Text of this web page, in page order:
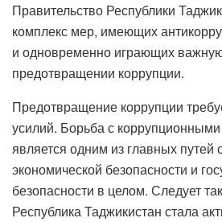
Правительство Республики
комплекс мер, имеющих
и одновременно играющих
предотвращении коррупции.
Предотвращение коррупции
усилий. Борьба с
является одним из главных путей
экономической безопасности и
безопасности в целом. Следует
Республика Таджикистан стала